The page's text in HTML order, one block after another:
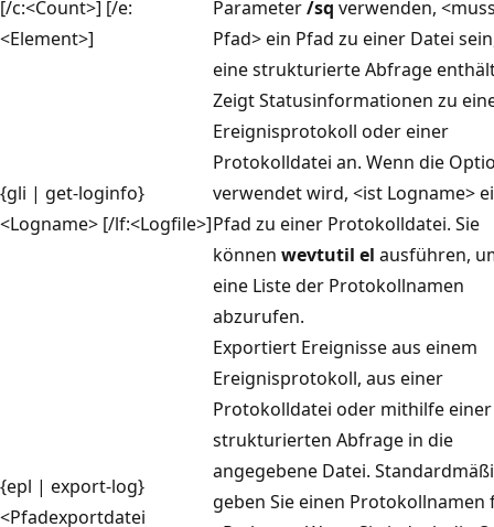
[/c:<Count>] [/e:
<Element>]
Parameter/sq verwenden,
Pfad> ein Pfad zu einer Datei
eine strukturierte Abfrage
{gli | get-loginfo}
<Logname> [/lf:<Logfile>]
Zeigt Statusinformationen zu
Ereignisprotokoll oder einer
Protokolldatei an. Wenn die
verwendet wird, <ist Logname>
Pfad zu einer Protokolldatei. Sie
können wevtutil el ausführen,
eine Liste der Protokollnamen
abzurufen.
{epl | export-log}
<Pfadexportdatei
Exportiert Ereignisse aus einem
Ereignisprotokoll, aus einer
Protokolldatei oder mithilfe einer
strukturierten Abfrage in die
angegebene Datei.
geben Sie einen Protokollnamen